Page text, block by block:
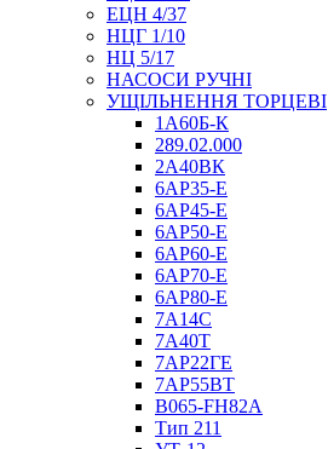
ЕЦН 4/37
НЦГ 1/10
НЦ 5/17
НАСОСИ РУЧНІ
УЩІЛЬНЕННЯ ТОРЦЕВІ
1А60Б-К
289.02.000
2А40ВК
6АР35-Е
6АР45-Е
6АР50-Е
6АР60-Е
6АР70-Е
6АР80-Е
7А14С
7А40Т
7АР22ГЕ
7АР55ВТ
B065-FH82A
Тип 211